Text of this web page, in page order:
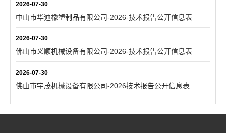
2026-07-30
中山市华迪橡塑制品有限公司-2026-技术报告公开信息表
2026-07-30
佛山市义顺机械设备有限公司-2026-技术报告公开信息表
2026-07-30
佛山市宇茂机械设备有限公司-2026技术报告公开信息表